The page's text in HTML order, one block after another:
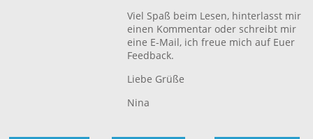
Viel Spaß beim Lesen, hinterlasst mir
einen Kommentar oder schreibt mir
eine E-Mail, ich freue mich auf Euer
Feedback.
Liebe Grüße
Nina